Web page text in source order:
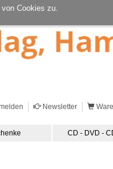
Cookies zu.
Newsletter
CD - DVD -